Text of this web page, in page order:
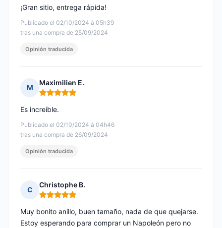
Publicado el 02/10/2024 à 05h39
tras una compra de 25/09/2024
¡Gran sitio, entrega rápida!
Opinión traducida
M
Maximilien E.
Nota: 5 de 5
Publicado el 02/10/2024 à 04h46
tras una compra de 26/09/2024
Es increíble.
Opinión traducida
C
Christophe B.
Nota: 5 de 5
Muy bonito anillo, buen tamaño, nada de que quejarse.
Estoy esperando para comprar un Napoleón pero no